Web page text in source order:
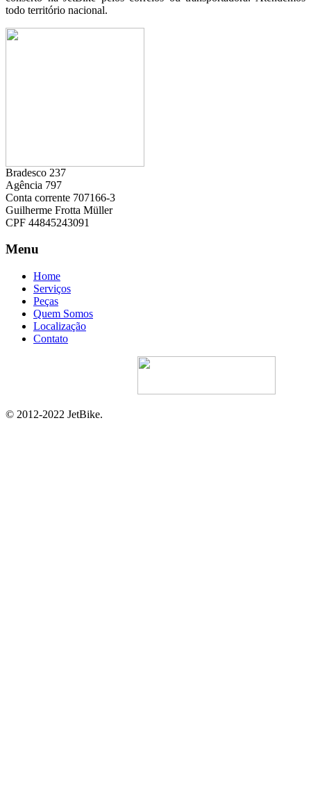
todo território nacional.
Bradesco 237
Agência 797
Conta corrente 707166-3
Guilherme Frotta Müller
CPF 44845243091
Menu
Home
Serviços
Peças
Quem Somos
Localização
Contato
© 2012-2022 JetBike.